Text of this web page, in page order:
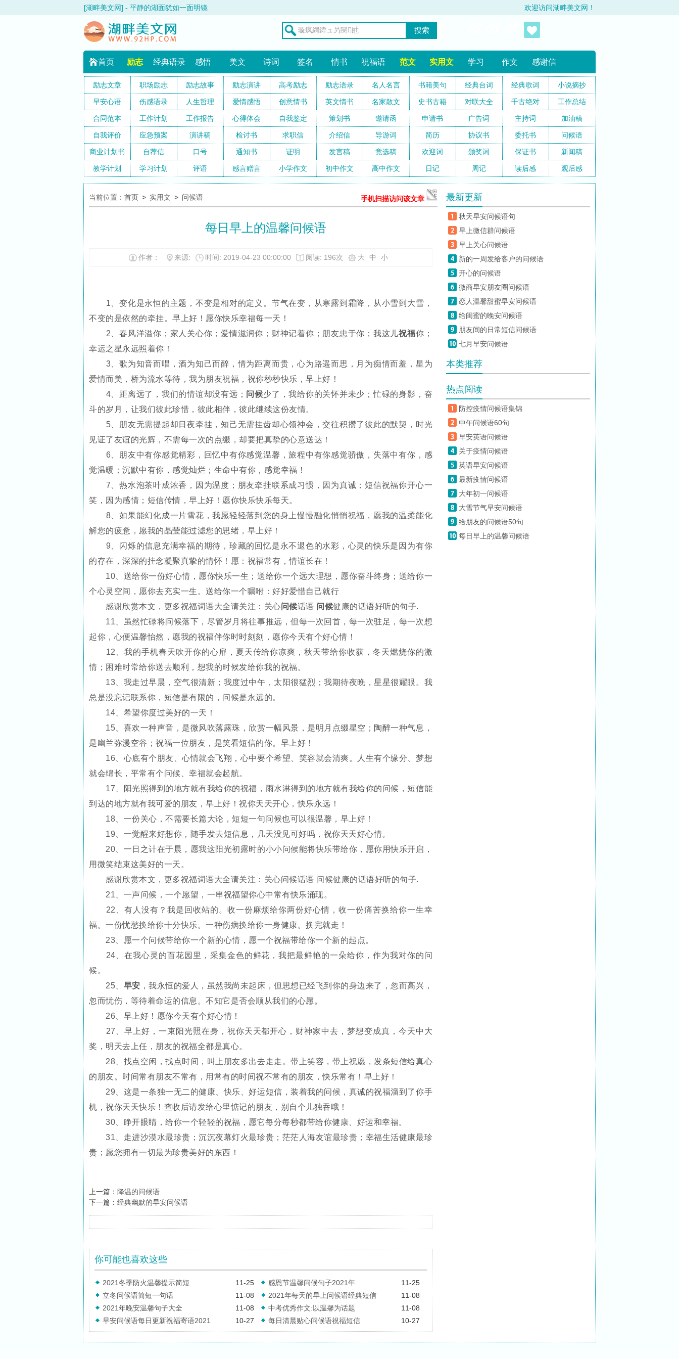
[湖畔美文网] - 平静的湖面犹如一面明镜 欢迎访问湖畔美文网！
搜索
首页 励志 经典语录 感悟 美文 诗词 签名 情书 祝福语 范文 实用文 学习 作文 感谢信
励志文章 职场励志 励志故事 励志演讲 高考励志 励志语录 名人名言 书籍美句 经典台词 经典歌词 小说摘抄
早安心语 伤感语录 人生哲理 爱情感悟 创意情书 英文情书 名家散文 史书古籍 对联大全 千古绝对 工作总结
合同范本 工作计划 工作报告 心得体会 自我鉴定 策划书 邀请函 申请书 广告词 主持词 加油稿
自我评价 应急预案 演讲稿 检讨书 求职信 介绍信 导游词 简历 协议书 委托书 问候语
商业计划书 自荐信 口号 通知书 证明 发言稿 竞选稿 欢迎词 颁奖词 保证书 新闻稿
教学计划 学习计划 评语 感言赠言 小学作文 初中作文 高中作文 日记 周记 读后感 观后感
当前位置： 首页 > 实用文 > 问候语 手机扫描访问该文章
每日早上的温馨问候语
作者： 来源: 时间: 2019-04-23 00:00:00 阅读: 196次 大 中 小
1、变化是永恒的主题，不变是相对的定义。节气在变，从寒露到霜降，从小雪到大雪，
不变的是依然的牵挂。早上好！愿你快乐幸福每一天！
2、春风洋溢你；家人关心你；爱情滋润你；财神记着你；朋友忠于你；我这儿祝福你；
幸运之星永远照着你！
3、歌为知音而唱，酒为知己而醉，情为距离而贵，心为路遥而思，月为痴情而羞，星为
爱情而美，桥为流水等待，我为朋友祝福，祝你秒秒快乐，早上好！
4、距离远了，我们的情谊却没有远； 问候少了，我给你的关怀并未少；忙碌的身影，奋
斗的岁月，让我们彼此珍惜，彼此相伴，彼此继续这份友情。
5、朋友无需提起却日夜牵挂，知己无需挂齿却心领神会，交往积攒了彼此的默契，时光
见证了友谊的光辉，不需每一次的点缀，却要把真挚的心意送达！
6、朋友中有你感觉精彩，回忆中有你感觉温馨，旅程中有你感觉骄傲，失落中有你，感
觉温暖；沉默中有你，感觉灿烂；生命中有你，感觉幸福！
7、热水泡茶叶成浓香，因为温度；朋友牵挂联系成习惯，因为真诚；短信祝福你开心一
笑，因为感情；短信传情，早上好！愿你快乐快乐每天。
8、如果能幻化成一片雪花，我愿轻轻落到您的身上慢慢融化悄悄祝福，愿我的温柔能化
解您的疲惫，愿我的晶莹能过滤您的思绪，早上好！
9、闪烁的信息充满幸福的期待，珍藏的回忆是永不退色的水彩，心灵的快乐是因为有你
的存在，深深的挂念凝聚真挚的情怀！愿：祝福常有，情谊长在！
10、送给你一份好心情，愿你快乐一生；送给你一个远大理想，愿你奋斗终身；送给你一
个心灵空间，愿你去充实一生。送给你一个嘱咐：好好爱惜自己就行
感谢欣赏本文，更多祝福词语大全请关注：关心问候话语 问候健康的话语好听的句子.
11、虽然忙碌将问候落下，尽管岁月将往事推远，但每一次回首，每一次驻足，每一次想
起你，心便温馨怡然，愿我的祝福伴你时时刻刻，愿你今天有个好心情！
12、我的手机春天吹开你的心扉，夏天传给你凉爽，秋天带给你收获，冬天燃烧你的激
情；困难时常给你送去顺利，想我的时候发给你我的祝福。
13、我走过早晨，空气很清新；我度过中午，太阳很猛烈；我期待夜晚，星星很耀眼。我
总是没忘记联系你，短信是有限的，问候是永远的。
14、希望你度过美好的一天！
15、喜欢一种声音，是微风吹落露珠，欣赏一幅风景，是明月点缀星空；陶醉一种气息，
是幽兰弥漫空谷；祝福一位朋友，是笑看短信的你。早上好！
16、心底有个朋友、心情就会飞翔，心中要个希望、笑容就会清爽。人生有个缘分、梦想
就会绵长，平常有个问候、幸福就会起航。
17、阳光照得到的地方就有我给你的祝福，雨水淋得到的地方就有我给你的问候，短信能
到达的地方就有我可爱的朋友，早上好！祝你天天开心，快乐永远！
18、一份关心，不需要长篇大论，短短一句问候也可以很温馨，早上好！
19、一觉醒来好想你，随手发去短信息，几天没见可好吗，祝你天天好心情。
20、一日之计在于晨，愿我这阳光初露时的小小问候能将快乐带给你，愿你用快乐开启，
用微笑结束这美好的一天。
感谢欣赏本文，更多祝福词语大全请关注：关心问候话语 问候健康的话语好听的句子.
21、一声问候，一个愿望，一串祝福望你心中常有快乐涌现。
22、有人没有？我是回收站的。收一份麻烦给你两份好心情，收一份痛苦换给你一生幸
福。一份忧愁换给你十分快乐。一种伤病换给你一身健康。换完就走！
23、愿一个问候带给你一个新的心情，愿一个祝福带给你一个新的起点。
24、在我心灵的百花园里，采集金色的鲜花，我把最鲜艳的一朵给你，作为我对你的问
候。
25、 早安 ，我永恒的爱人，虽然我尚未起床，但思想已经飞到你的身边来了，忽而高兴，
忽而忧伤，等待着命运的信息。不知它是否会顺从我们的心愿。
26、早上好！愿你今天有个好心情！
27、早上好，一束阳光照在身，祝你天天都开心，财神家中去，梦想变成真，今天中大
奖，明天去上任，朋友的祝福全都是真心。
28、找点空闲，找点时间，叫上朋友多出去走走。带上笑容，带上祝愿，发条短信给真心
的朋友。时间常有朋友不常有，用常有的时间祝不常有的朋友，快乐常有！早上好！
29、这是一条独一无二的健康、快乐、好运短信，装着我的问候，真诚的祝福溜到了你手
机，祝你天天快乐！查收后请发给心里惦记的朋友，别自个儿独吞哦！
30、睁开眼睛，给你一个轻轻的祝福，愿它每分每秒都带给你健康、好运和幸福。
31、走进沙漠水最珍贵；沉沉夜幕灯火最珍贵；茫茫人海友谊最珍贵；幸福生活健康最珍
贵；愿您拥有一切最为珍贵美好的东西！
上一篇： 降温的问候语
下一篇： 经典幽默的早安问候语
你可能也喜欢这些
11-25
2021冬季防火温馨提示简短 11-25
感恩节温馨问候句子2021年
11-08
立冬问候语简短一句话 11-08
2021年每天的早上问候语经典短信
11-08
2021年晚安温馨句子大全 11-08
中考优秀作文:以温馨为话题
10-27
早安问候语每日更新祝福寄语2021 10-27
每日清晨贴心问候语祝福短信
最新更新
秋天早安问候语句
早上微信群问候语
早上关心问候语
新的一周发给客户的问候语
开心的问候语
微商早安朋友圈问候语
恋人温馨甜蜜早安问候语
给闺蜜的晚安问候语
朋友间的日常短信问候语
七月早安问候语
本类推荐
热点阅读
防控疫情问候语集锦
中午问候语60句
早安英语问候语
关于疫情问候语
英语早安问候语
最新疫情问候语
大年初一问候语
大雪节气早安问候语
给朋友的问候语50句
每日早上的温馨问候语